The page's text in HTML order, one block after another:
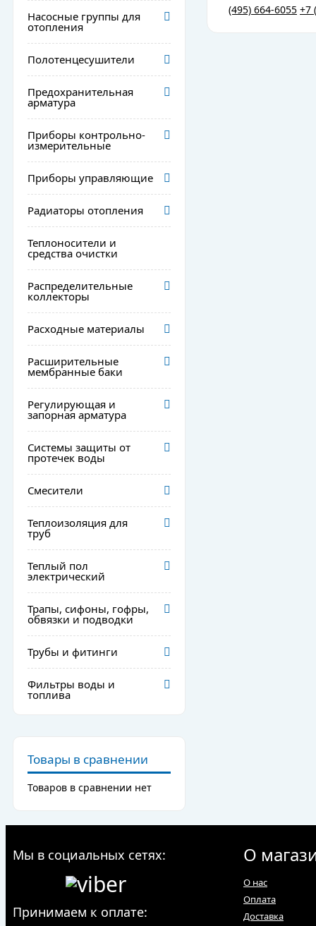
Насосные группы для
отопления
Полотенцесушители
Предохранительная
арматура
Приборы контрольно-
измерительные
Приборы управляющие
Радиаторы отопления
Теплоносители и
средства очистки
Распределительные
коллекторы
Расходные материалы
Расширительные
мембранные баки
Регулирующая и
запорная арматура
Системы защиты от
протечек воды
Смесители
Теплоизоляция для
труб
Теплый пол
электрический
Трапы, сифоны, гофры,
обвязки и подводки
Трубы и фитинги
Фильтры воды и
топлива
Товары в сравнении
Товаров в сравнении нет
(495) 664-6055 +7
Мы в социальных сетях:
Принимаем к оплате:
О
О нас
Оплата
Доставка